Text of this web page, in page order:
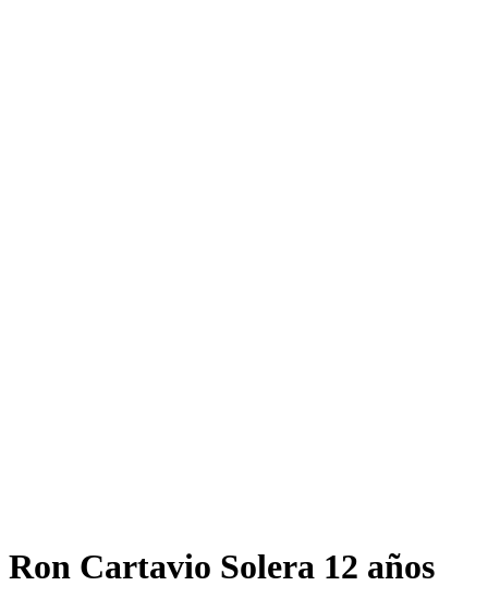
Ron Cartavio Solera 12 años